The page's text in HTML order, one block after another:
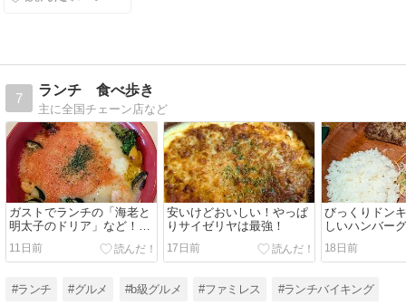
7
ランチ 食べ歩き
主に全国チェーン店など
ガストでランチの「海老と
明太子のドリア」など！ス
ープバーも最高！
11日前
安いけどおいしい！やっぱ
りサイゼリヤは最強！
17日前
びっくりドン
しいハンバー
ポテサラのハ
ーズフォンデ
ーグ！
18日前
#ランチ #グルメ #b級グルメ #ファミレス #ランチバイキング